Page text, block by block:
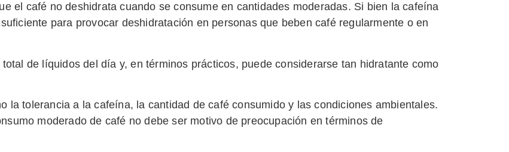
el café no deshidrata cuando se consume en cantidades moderadas. Si bien la cafeína
para provocar deshidratación en personas que beben café regularmente o en
de líquidos del día y, en términos prácticos, puede considerarse tan hidratante como
la tolerancia a la cafeína, la cantidad de café consumido y las condiciones ambientales.
moderado de café no debe ser motivo de preocupación en términos de